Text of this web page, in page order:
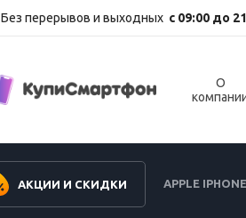
Без перерывов и выходных с 09:00 до
О
АКЦИИ И СКИДКИ APPLE IPHONE